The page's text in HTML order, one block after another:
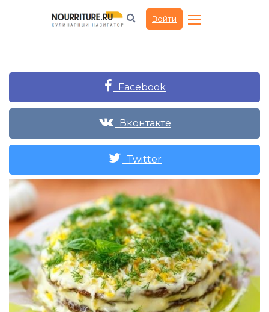
Войти
Facebook
Вконтакте
Twitter